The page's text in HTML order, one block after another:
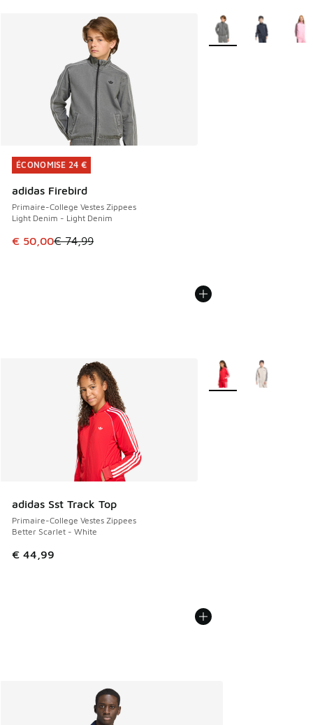
ÉCONOMISE 24 €
adidas Firebird
Primaire-College Vestes Zippees
Light Denim - Light Denim
Cet article est en promotion. Prix en baisse de € 74,99 à
€ 50,00€ 74,99
ÉCONOMISE 24 €
Plus de couleurs
adidas Sst Track Top
Primaire-College Vestes Zippees
Better Scarlet - White
€ 44,99
Plus de couleurs